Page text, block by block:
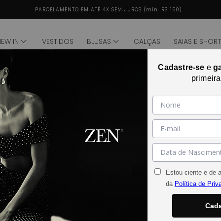
PARCELAMENTO EM ATÉ 4X SEM JUROS (mín. R$ 150)
IN VESTIDOS BLUSAS CALÇAS SAIAS E
Abrir mídia 2 na janela modal
1/de
1
Cadastre-se e
Estou ciente e de
da Política de